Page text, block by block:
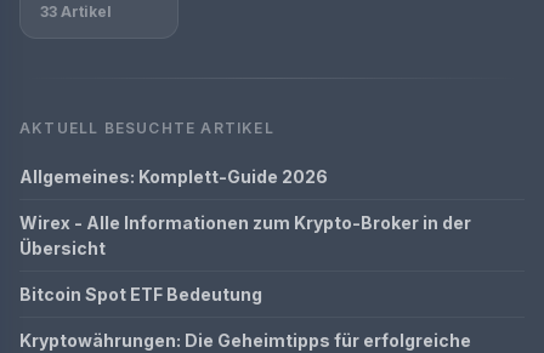
33 Artikel
AKTUELL BESUCHTE ARTIKEL
Allgemeines: Komplett-Guide 2026
Wirex - Alle Informationen zum Krypto-Broker in der
Übersicht
Bitcoin Spot ETF Bedeutung
Kryptowährungen: Die Geheimtipps für erfolgreiche